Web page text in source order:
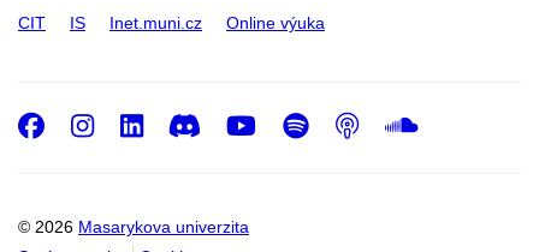
CIT IS Inet.muni.cz Online výuka
© 2026 Masarykova univerzita
Facebook
Instagram
LinkedIn
DiscordYoutube
Spotify
Podcast